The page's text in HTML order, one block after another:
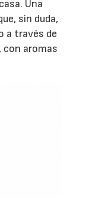
Una
sin duda,
a través de
aromas